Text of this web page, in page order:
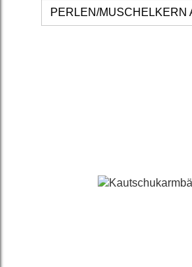
PERLEN/MUSCHELKERN